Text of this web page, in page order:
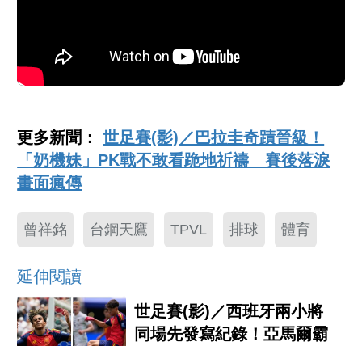
更多新聞：世足賽(影)／巴拉圭奇蹟晉級！
「奶機妹」PK戰不敢看跪地祈禱 賽後落淚
畫面瘋傳
曾祥銘 台鋼天鷹 TPVL 排球 體育
延伸閱讀
世足賽(影)／西班牙兩小將
同場先發寫紀錄！亞馬爾霸